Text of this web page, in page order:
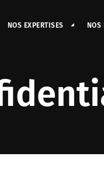
NOS EXPERTISES NOS